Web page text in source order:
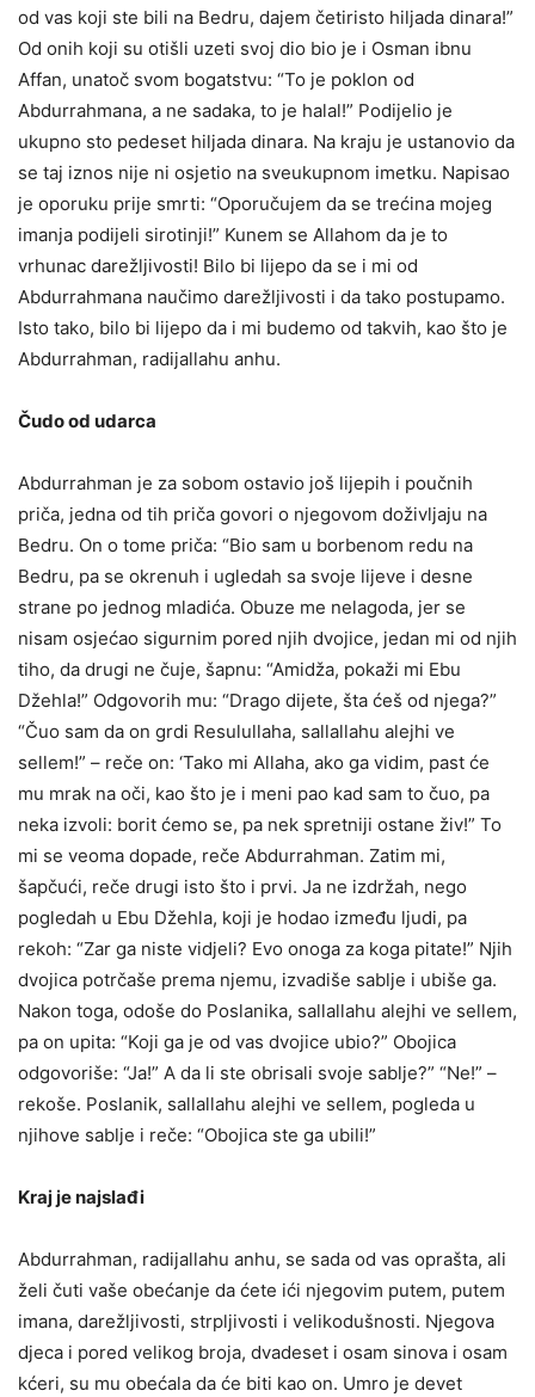
od vas koji ste bili na Bedru, dajem četiristo hiljada dinara!”
Od onih koji su otišli uzeti svoj dio bio je i Osman ibnu
Affan, unatoč svom bogatstvu: “To je poklon od
Abdurrahmana, a ne sadaka, to je halal!” Podijelio je
ukupno sto pedeset hiljada dinara. Na kraju je ustanovio da
se taj iznos nije ni osjetio na sveukupnom imetku. Napisao
je oporuku prije smrti: “Oporučujem da se trećina mojeg
imanja podijeli sirotinji!” Kunem se Allahom da je to
vrhunac darežljivosti! Bilo bi lijepo da se i mi od
Abdurrahmana naučimo darežljivosti i da tako postupamo.
Isto tako, bilo bi lijepo da i mi budemo od takvih, kao što je
Abdurrahman, radijallahu anhu.
Čudo od udarca
Abdurrahman je za sobom ostavio još lijepih i poučnih
priča, jedna od tih priča govori o njegovom doživljaju na
Bedru. On o tome priča: “Bio sam u borbenom redu na
Bedru, pa se okrenuh i ugledah sa svoje lijeve i desne
strane po jednog mladića. Obuze me nelagoda, jer se
nisam osjećao sigurnim pored njih dvojice, jedan mi od njih
tiho, da drugi ne čuje, šapnu: “Amidža, pokaži mi Ebu
Džehla!” Odgovorih mu: “Drago dijete, šta ćeš od njega?”
“Čuo sam da on grdi Resulullaha, sallallahu alejhi ve
sellem!” – reče on: ‘Tako mi Allaha, ako ga vidim, past će
mu mrak na oči, kao što je i meni pao kad sam to čuo, pa
neka izvoli: borit ćemo se, pa nek spretniji ostane živ!” To
mi se veoma dopade, reče Abdurrahman. Zatim mi,
šapčući, reče drugi isto što i prvi. Ja ne izdržah, nego
pogledah u Ebu Džehla, koji je hodao između ljudi, pa
rekoh: “Zar ga niste vidjeli? Evo onoga za koga pitate!” Njih
dvojica potrčaše prema njemu, izvadiše sablje i ubiše ga.
Nakon toga, odoše do Poslanika, sallallahu alejhi ve sellem,
pa on upita: “Koji ga je od vas dvojice ubio?” Obojica
odgovoriše: “Ja!” A da li ste obrisali svoje sablje?” “Ne!” –
rekoše. Poslanik, sallallahu alejhi ve sellem, pogleda u
njihove sablje i reče: “Obojica ste ga ubili!”
Kraj je najslađi
Abdurrahman, radijallahu anhu, se sada od vas oprašta, ali
želi čuti vaše obećanje da ćete ići njegovim putem, putem
imana, darežljivosti, strpljivosti i velikodušnosti. Njegova
djeca i pored velikog broja, dvadeset i osam sinova i osam
kćeri, su mu obećala da će biti kao on. Umro je devet